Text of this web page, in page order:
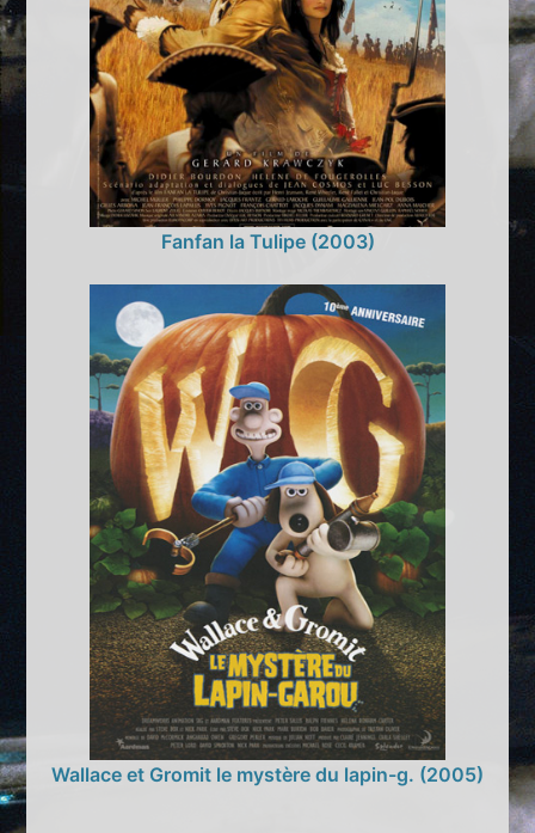
Fanfan la Tulipe (2003)
Wallace et Gromit le mystère du lapin-g. (2005)